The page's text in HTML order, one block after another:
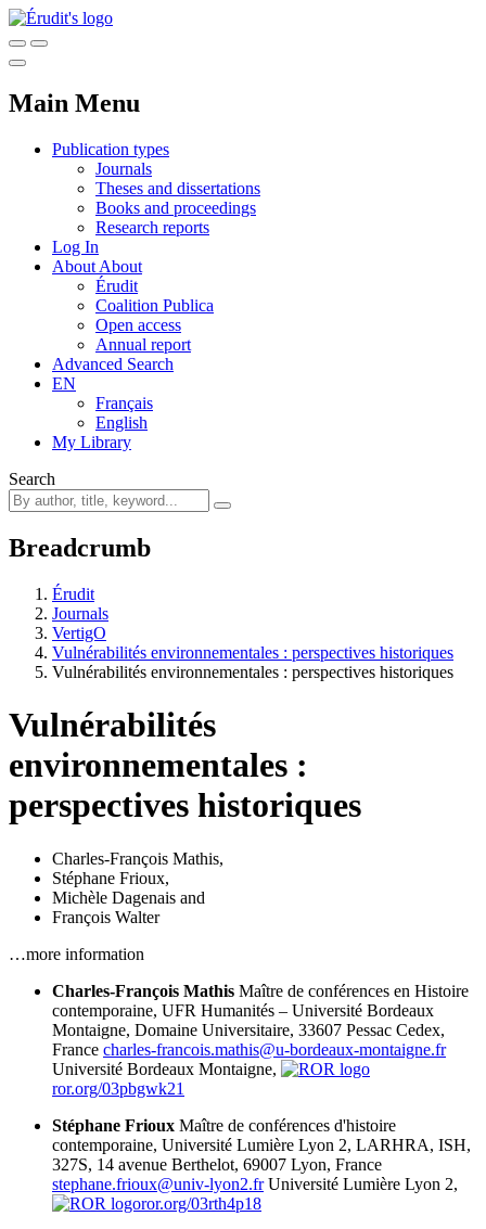
Main Menu
Publication types
Journals
Theses and dissertations
Books and proceedings
Research reports
Log In
About About
Érudit
Coalition Publica
Open access
Annual report
Advanced Search
EN
Français
English
My Library
Search
Breadcrumb
Érudit
Journals
VertigO
Vulnérabilités environnementales : perspectives historiques
Vulnérabilités environnementales : perspectives historiques
Vulnérabilités
environnementales :
perspectives historiques
Charles-François Mathis,
Stéphane Frioux,
Michèle Dagenais and
François Walter
…more information
Charles-François Mathis Maître de conférences en Histoire
contemporaine, UFR Humanités – Université Bordeaux
Montaigne, Domaine Universitaire, 33607 Pessac Cedex,
France charles-francois.mathis@u-bordeaux-montaigne.fr
Université Bordeaux Montaigne,
ror.org/03pbgwk21
Stéphane Frioux Maître de conférences d'histoire
contemporaine, Université Lumière Lyon 2, LARHRA, ISH,
327S, 14 avenue Berthelot, 69007 Lyon, France
stephane.frioux@univ-lyon2.fr Université Lumière Lyon 2,
ror.org/03rth4p18